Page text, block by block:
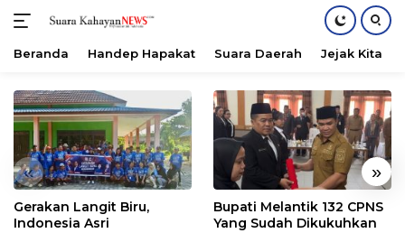
konten
Beranda Handep Hapakat Suara Daerah Jejak Kita
« »
Gerakan Langit Biru,
Indonesia Asri
Bupati Melantik 132 CPNS
Yang Sudah Dikukuhkan